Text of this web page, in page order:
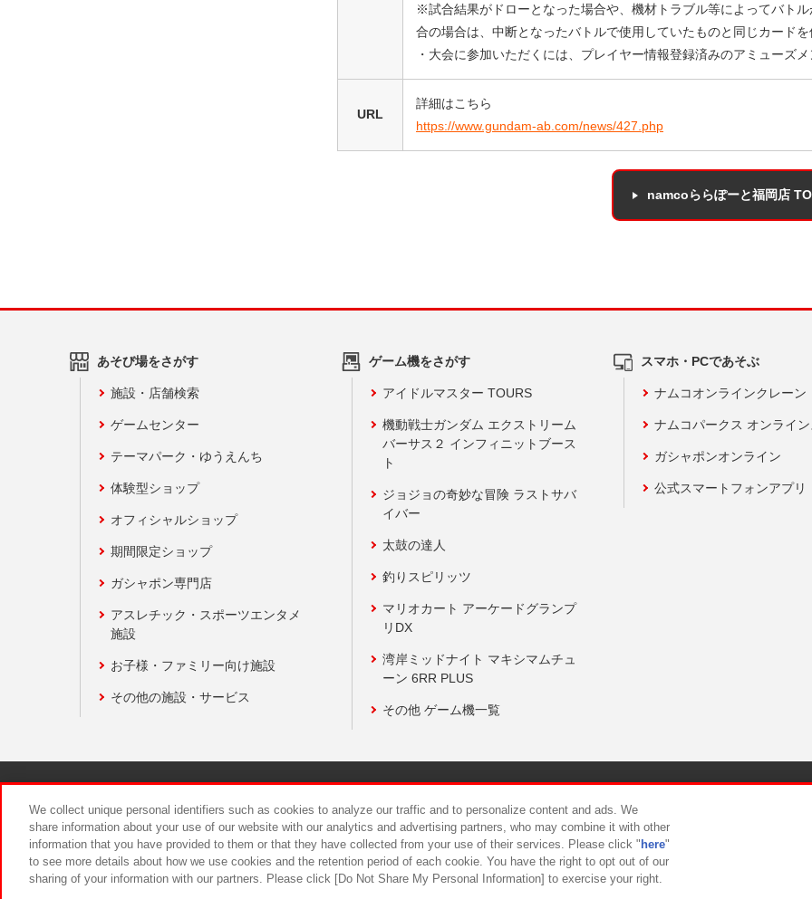
※試合結果がドローとなった場合や、機材トラブル等によってバト
合の場合は、中断となったバトルで使用していたものと同じカード
・大会に参加いただくには、プレイヤー情報登録済みのアミューズ
URL
詳細はこちら
https://www.gundam-ab.com/news/427.php
namcoららぽーと福岡店
あそび場をさがす
施設・店舗検索
ゲームセンター
テーマパーク・ゆうえんち
体験型ショップ
オフィシャルショップ
期間限定ショップ
ガシャポン専門店
アスレチック・スポーツエンタメ
施設
お子様・ファミリー向け施設
その他の施設・サービス
ゲーム機をさがす
アイドルマスター TOURS
機動戦士ガンダム エクストリーム
バーサス２ インフィニットブース
ト
ジョジョの奇妙な冒険 ラストサバ
イバー
太鼓の達人
釣りスピリッツ
マリオカート アーケードグランプ
リDX
湾岸ミッドナイト マキシマムチュ
ーン 6RR PLUS
その他 ゲーム機一覧
スマホ・PCであそぶ
ナムコオンラインクレーン
ナムコパークス オンライ
ガシャポンオンライン
公式スマートフォンアプリ
食品のご提供について カスタマーハラスメント対応方針
We collect unique personal identifiers such as cookies to analyze our traffic and to personalize content and ads. We
share information about your use of our website with our analytics and advertising partners, who may combine it with other
information that you have provided to them or that they have collected from your use of their services. Please click " here"
to see more details about how we use cookies and the retention period of each cookie. You have the right to opt out of our
sharing of your information with our partners. Please click [Do Not Share My Personal Information] to exercise your right.